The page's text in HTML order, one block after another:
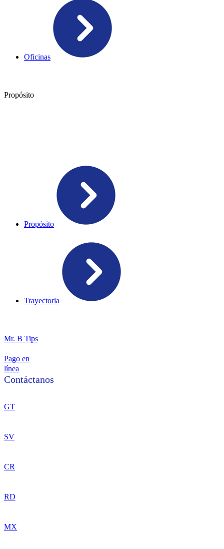
Oficinas
Propósito
Propósito
Trayectoria
Mr. B Tips
Pago en
línea
Contáctanos
GT
SV
CR
RD
MX